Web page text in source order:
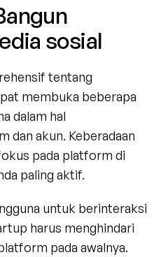
sosial
tentang
membuka beberapa
dalam hal
dan akun. Keberadaan
pada platform di
paling aktif.
untuk berinteraksi
harus menghindari
pada awalnya.